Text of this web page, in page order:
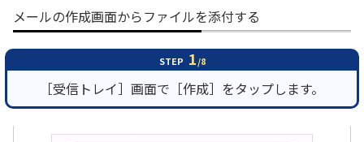
お問い合わせ
履歴・お気に入り
メールの作成画面からファイルを添付する
STEP 1/8
［受信トレイ］画面で［作成］をタップします。